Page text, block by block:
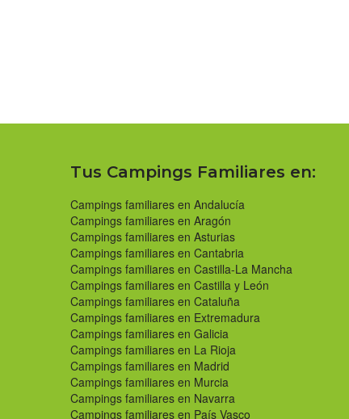
Tus Campings Familiares en:
Campings familiares en Andalucía
Campings familiares en Aragón
Campings familiares en Asturias
Campings familiares en Cantabria
Campings familiares en Castilla-La Mancha
Campings familiares en Castilla y León
Campings familiares en Cataluña
Campings familiares en Extremadura
Campings familiares en Galicia
Campings familiares en La Rioja
Campings familiares en Madrid
Campings familiares en Murcia
Campings familiares en Navarra
Campings familiares en País Vasco